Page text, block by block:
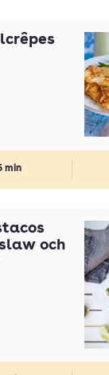
5
min
och
5